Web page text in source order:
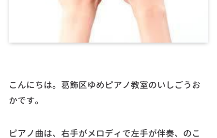
こんにちは。葛飾区ゆめピアノ教室のいしごうお
かです。
ピアノ曲は、右手がメロディで左手が伴奏、のこ